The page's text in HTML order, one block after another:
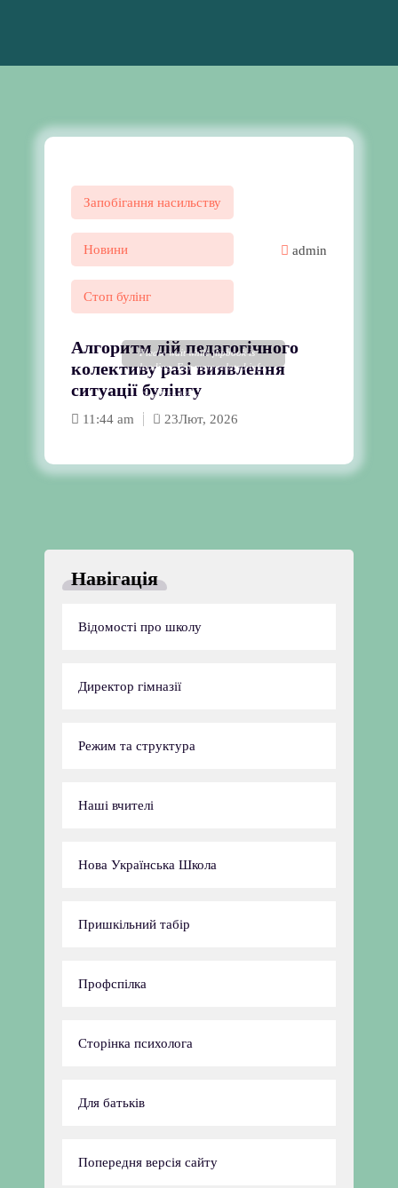
Запобігання насильству
Новини
Стоп булінг
admin
Алгоритм дій педагогічного
колективу разі виявлення
ситуації булінгу
Please wait while flipbook is
loading. For more related info,
FAQs and issues please refer to
DearFlip WordPress Flipbook
11:44 am 23Лют, 2026
Навігація
Відомості про школу
Директор гімназії
Режим та структура
Наші вчителі
Нова Українська Школа
Пришкільний табір
Профспілка
Сторінка психолога
Для батьків
Попередня версія сайту